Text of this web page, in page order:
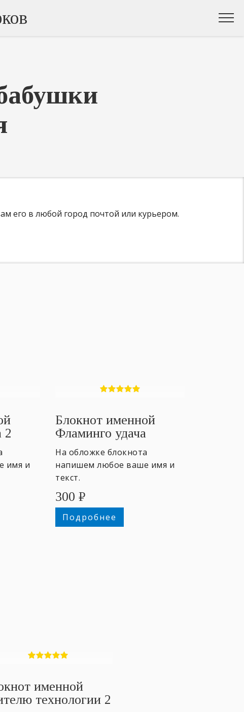
его в любой город почтой или курьером.
2
имя и
Блокнот именной
Фламинго удача
На обложке блокнота
напишем любое ваше имя и
текст.
300 ₽
Подробнее
именной
технологии 2